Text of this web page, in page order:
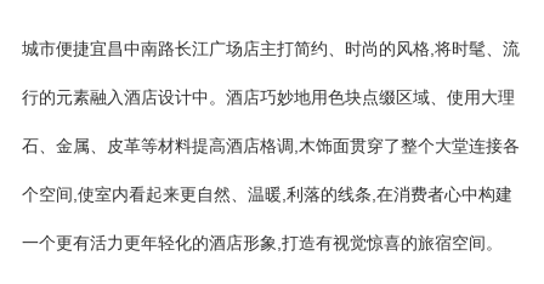
城市便捷宜昌中南路长江广场店主打简约、时尚的风格,将时髦、流
行的元素融入酒店设计中。酒店巧妙地用色块点缀区域、使用大理
石、金属、皮革等材料提高酒店格调,木饰面贯穿了整个大堂连接各
个空间,使室内看起来更自然、温暖,利落的线条,在消费者心中构建
一个更有活力更年轻化的酒店形象,打造有视觉惊喜的旅宿空间。